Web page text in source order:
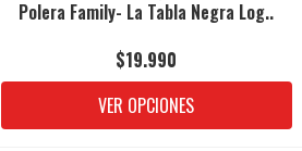
Polera Family- La Tabla Negra Log..
$19.990
VER OPCIONES